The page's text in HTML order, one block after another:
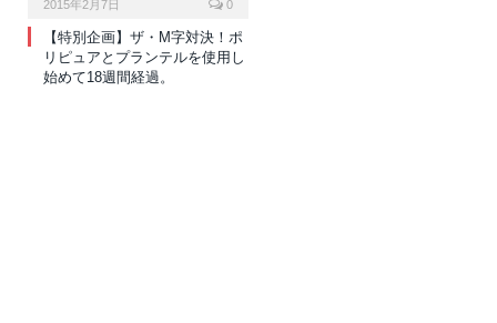
2015年2月7日 0
【特別企画】ザ・M字対決！ポ
リピュアとプランテルを使用し
始めて18週間経過。